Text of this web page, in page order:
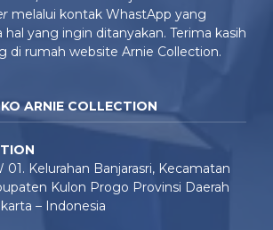
melalui kontak WhastApp yang
hal yang ingin ditanyakan. Terima kasih
di rumah website Arnie Collection.
ARNIE COLLECTION
01. Kelurahan Banjarasri, Kecamatan
Kulon Progo Provinsi Daerah
– Indonesia